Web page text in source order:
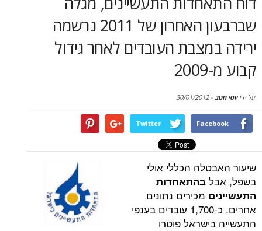
שברבעון האחרון של 2011 נרשמה
העובדים לאחר גידול
30/01/2012
Twitter
הכללי אולי
בהתאחדות
מכירים נתונים
אחרים. כ-1,700 עובדים בענפי
פוטרו